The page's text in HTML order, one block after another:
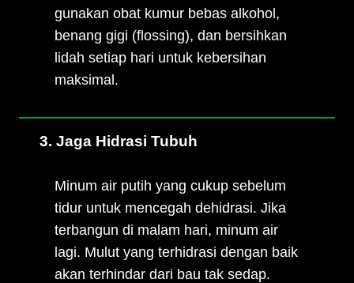
gunakan obat kumur bebas alkohol,
benang gigi (flossing), dan bersihkan
lidah setiap hari untuk kebersihan
maksimal.
3. Jaga Hidrasi Tubuh
Minum air putih yang cukup sebelum
tidur untuk mencegah dehidrasi. Jika
terbangun di malam hari, minum air
lagi. Mulut yang terhidrasi dengan baik
akan terhindar dari bau tak sedap.